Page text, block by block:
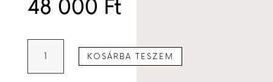
48 000 Ft
rekeszes
medál
KOSÁRBA TESZEM